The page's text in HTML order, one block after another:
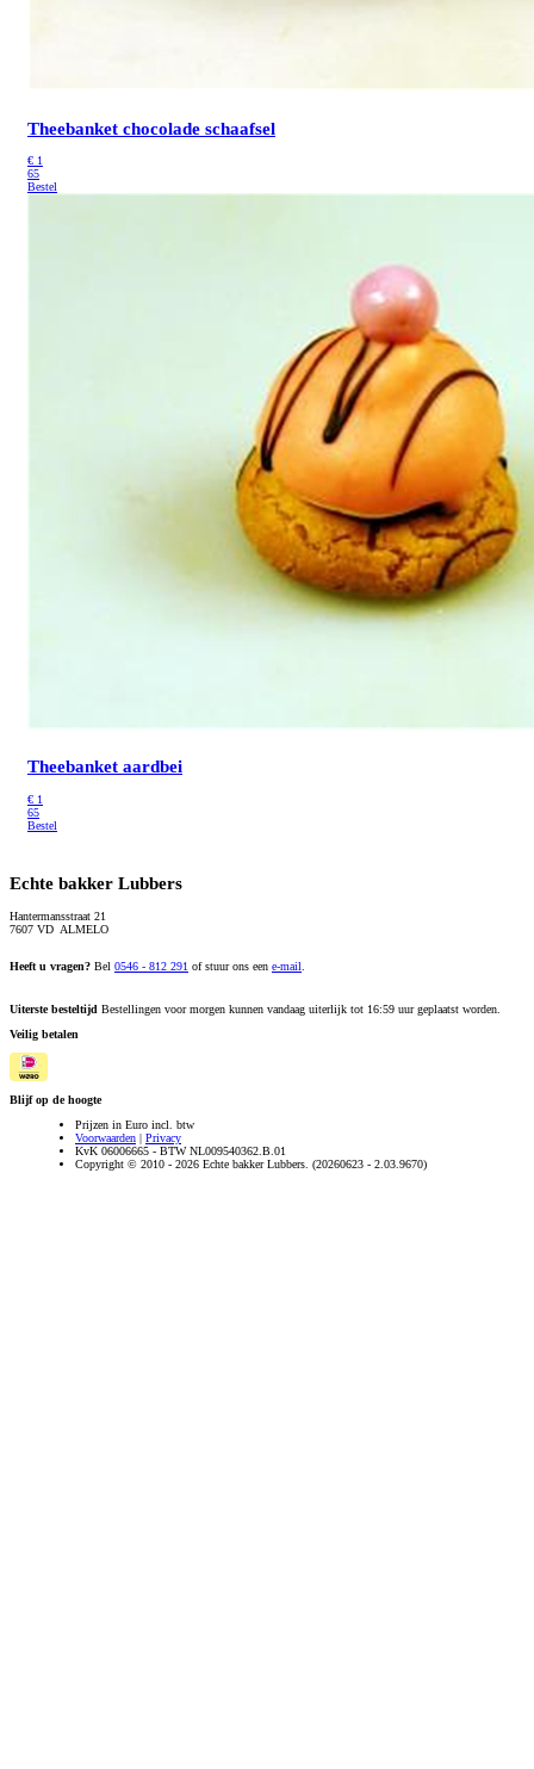
Theebanket chocolade schaafsel
€ 1
65
Bestel
Theebanket aardbei
€ 1
65
Bestel
Echte bakker Lubbers
Hantermansstraat 21
7607 VD ALMELO
Heeft u vragen? Bel 0546 - 812 291 of stuur ons een e-mail
Uiterste besteltijd Bestellingen voor morgen kunnen vandaag uiterlijk tot 16:59 uur geplaatst worden.
Veilig betalen
Blijf op de hoogte
Prijzen in Euro incl. btw
Voorwaarden | Privacy
KvK 06006665 - BTW NL009540362.B.01
Copyright © 2010 - 2026 Echte bakker Lubbers. (20260623 - 2.03.9670)